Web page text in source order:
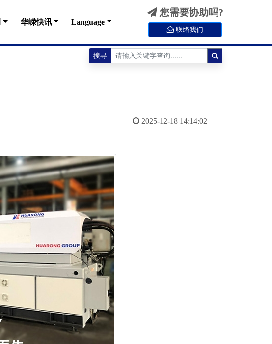
华嵘快讯 Language
您需要协助吗?
联络我们
搜寻
2025-12-18 14:14:02